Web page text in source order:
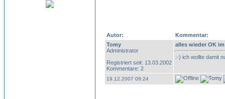
Autor:
Kommentar:
Tomy
Administrator
Registriert seit: 13.03.2002
Kommentare: 2
alles wieder OK
:-) ich wollte damit
19.12.2007 09:24